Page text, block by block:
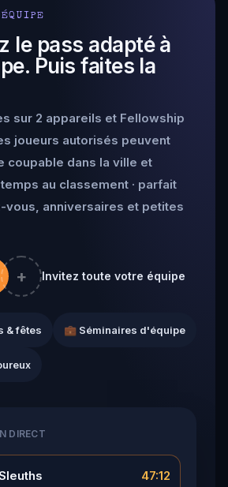
le pass adapté à
Puis faites la
sur 2 appareils et Fellowship
joueurs autorisés peuvent
coupable dans la ville et
au classement · parfait
vous, anniversaires et petites
+ Invitez toute votre équipe
& fêtes 💼 Séminaires d'équipe
DIRECT
47:12